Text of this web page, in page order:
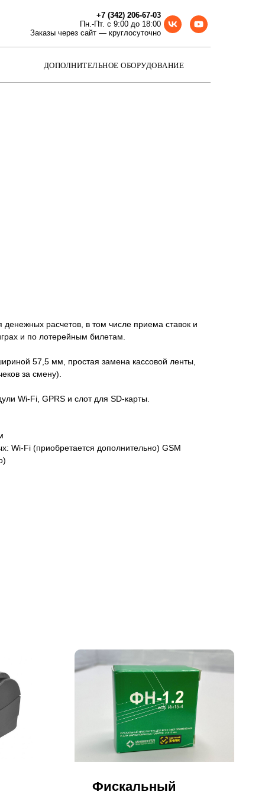
ДОПОЛНИТЕЛЬНОЕ ОБОРУДОВАНИЕ
+7 (342) 206-67-03
Пн.-Пт. с 9:00 до 18:00
Заказы через сайт — круглосуточно
расчетов, в том числе приема ставок и
и по лотерейным билетам.
57,5 мм, простая замена кассовой ленты,
за смену).
Wi-Fi, GPRS и слот для SD-карты.
Wi-Fi (приобретается дополнительно) GSM
Фискальный